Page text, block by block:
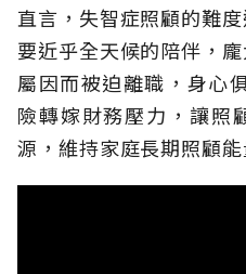
直言，失智症照顧的難
要近乎全天候的陪伴，
屬因而被迫離職，身心
險轉嫁財務壓力，讓照
源，維持家庭長期照顧能